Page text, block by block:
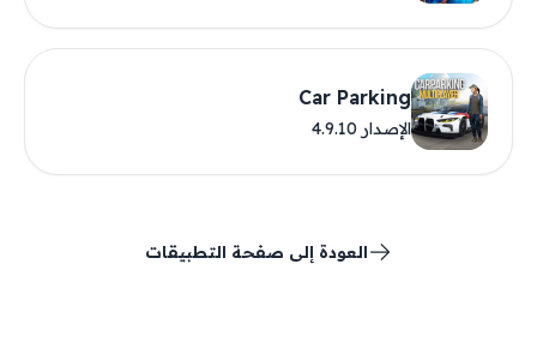
Car Parking
الإصدار 4.9.10
العودة إلى صفحة التطبيقات